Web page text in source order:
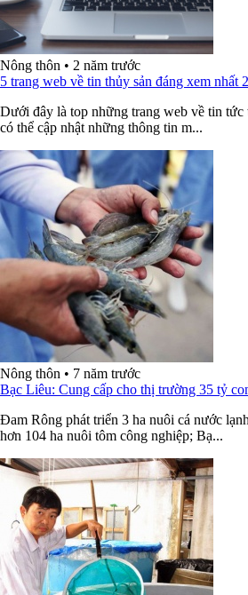
Nông thôn • 2 năm trước
5 trang web về tin thủy sản đáng xem nhất
Dưới đây là top những trang web về tin
có thể cập nhật những thông tin m...
Nông thôn • 7 năm trước
Bạc Liêu: Cung cấp cho thị trường 35 tỷ
Ðam Rông phát triển 3 ha nuôi cá nước
hơn 104 ha nuôi tôm công nghiệp; Bạ...